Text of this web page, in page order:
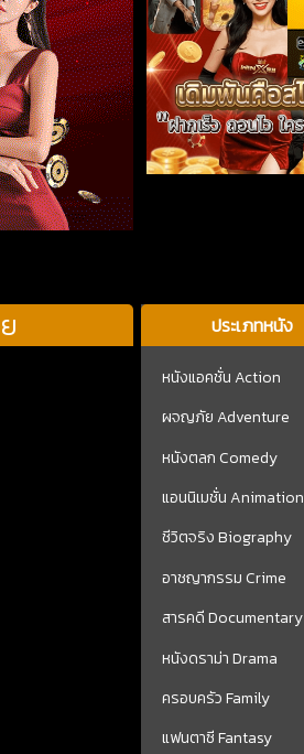
ประเภทหนัง
หนังแอคชั่น Action
ผจญภัย Adventure
หนังตลก Comedy
แอนนิเมชั่น Animation
ชีวิตจริง Biography
อาชญากรรม Crime
สารคดี Documentary
หนังดราม่า Drama
ครอบครัว Family
แฟนตาซี Fantasy